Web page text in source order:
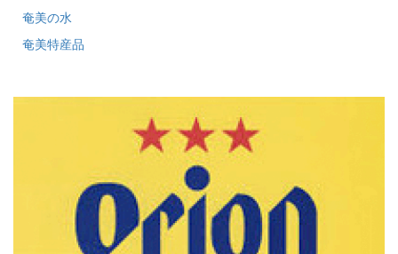
奄美の水
奄美特産品